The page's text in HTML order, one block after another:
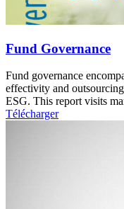
Fund Governance
Fund governance
effectivity and
ESG. This report visits
Télécharger